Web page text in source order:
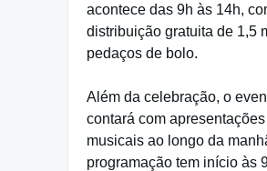
acontece das 9h às 14h,
distribuição gratuita de 1,5
pedaços de bolo.
Além da celebração, o
contará com apresentações
musicais ao longo da
programação tem início às